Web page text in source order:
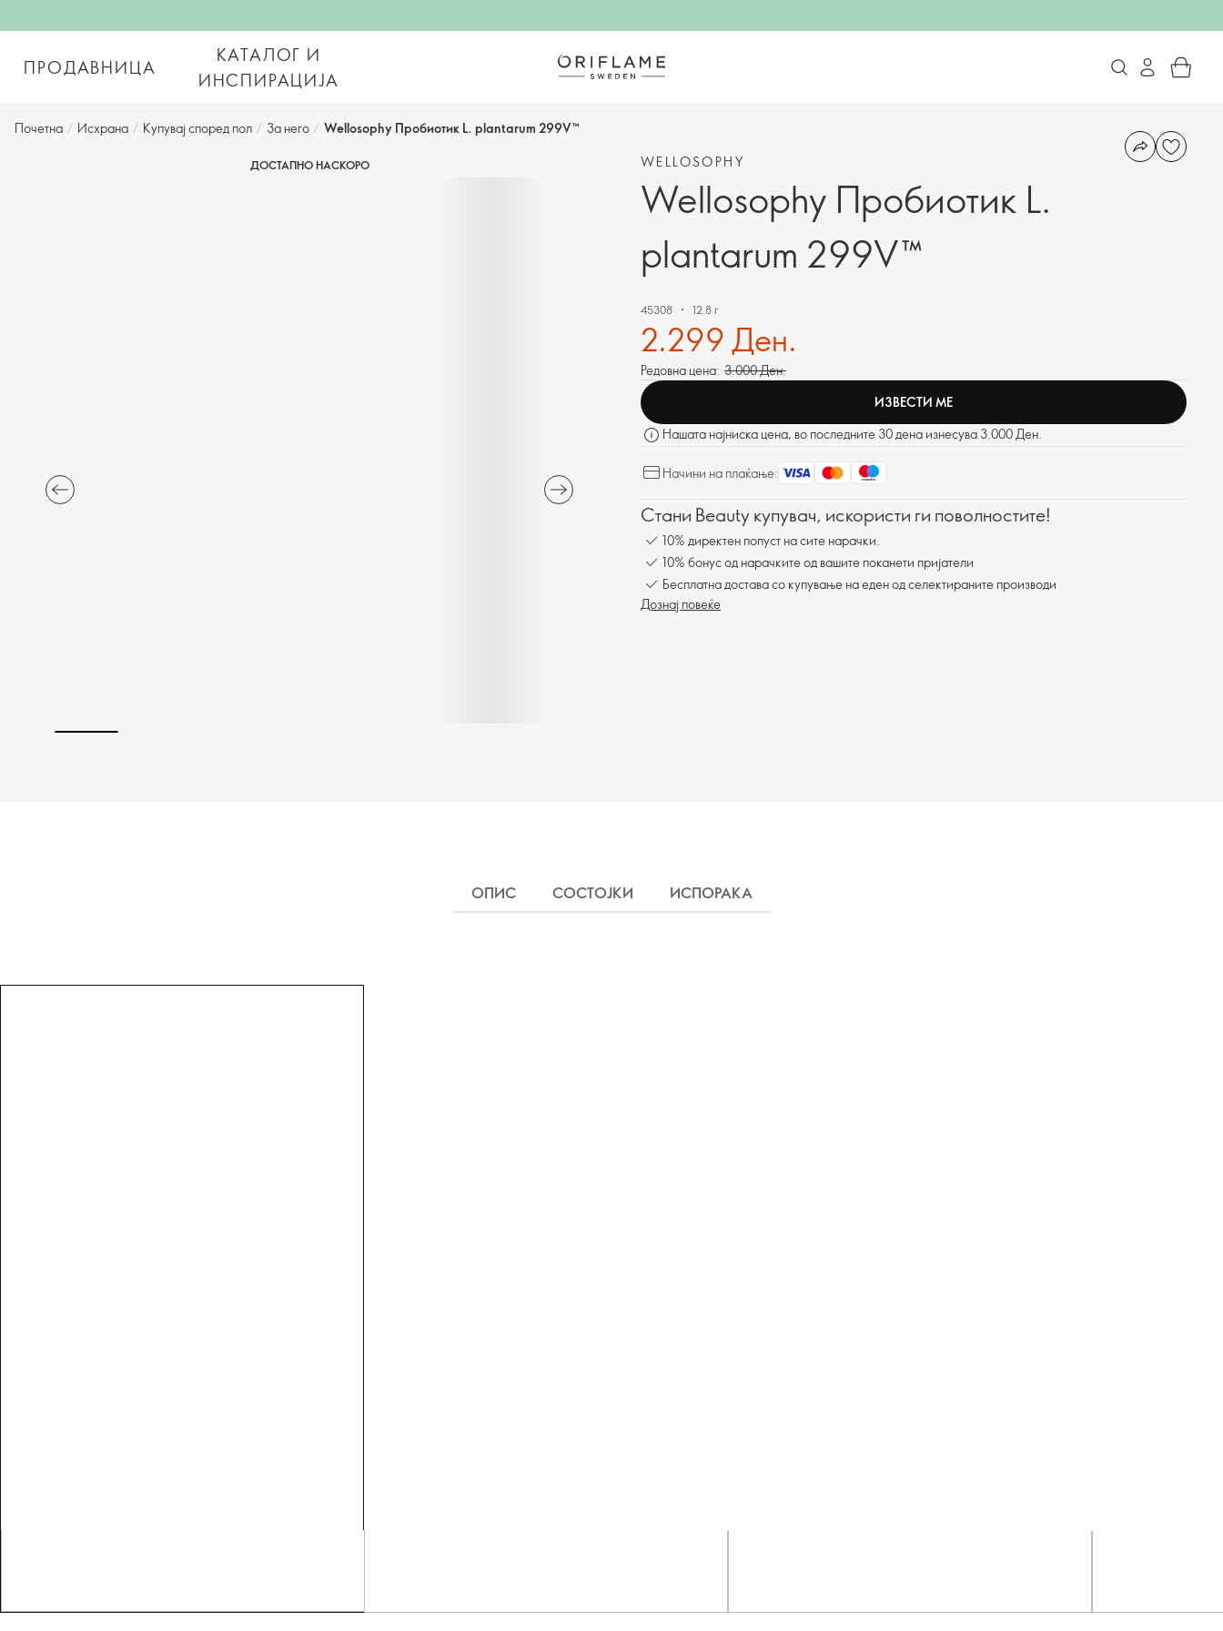
ПРОДАВНИЦА
КАТАЛОГ И
ИНСПИРАЦИЈА
Почетна / Исхрана / Купувај според пол / За него / Wellosophy Пробиотик L. plantarum 299V™
ДОСТАПНО НАСКОРО WELLOSOPHY
Wellosophy Пробиотик L.
plantarum 299V™
45308 12.8 г
2.299 Ден.
Редовна цена: 3.000 Ден.
ИЗВЕСТИ МЕ
Нашата најниска цена, во последните 30 дена изнесува 3.000 Ден.
Начини на плаќање:
Стани Beauty купувач, искористи ги поволностите!
10% директен попуст на сите нарачки.
10% бонус од нарачките од вашите поканети пријатели
Бесплатна достава со купување на еден од селектираните производи
Дознај повеќе
ОПИС СОСТОЈКИ ИСПОРАКА